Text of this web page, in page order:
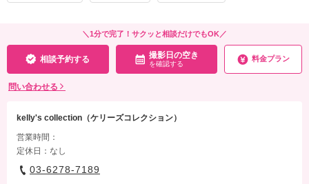
＼1分で完了！サクッと相談だけでもOK／
相談予約する 撮影日の空き
を確認する
料金プラン
問い合わせる
kelly's collection（ケリーズコレクション）
営業時間：
定休日：なし
03-6278-7189